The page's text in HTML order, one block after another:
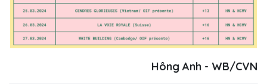
Hông Anh - WB/CVN